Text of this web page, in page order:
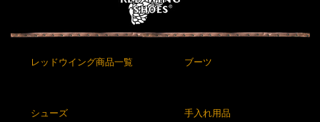
レッドウイング商品一覧 ブーツ
シューズ 手入れ用品